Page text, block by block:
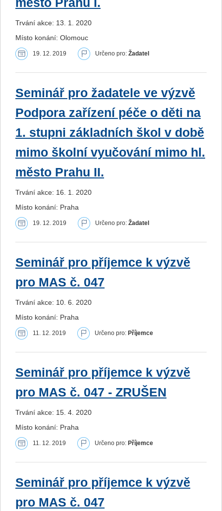
Trvání akce: 13. 1. 2020
Místo konání: Olomouc
19. 12. 2019 Určeno pro: Žadatel
Seminář pro žadatele ve výzvě
Podpora zařízení péče o děti na
1. stupni základních škol v době
mimo školní vyučování mimo hl.
město Prahu II.
Trvání akce: 16. 1. 2020
Místo konání: Praha
19. 12. 2019 Určeno pro: Žadatel
Seminář pro příjemce k výzvě
pro MAS č. 047
Trvání akce: 10. 6. 2020
Místo konání: Praha
11. 12. 2019 Určeno pro: Příjemce
Seminář pro příjemce k výzvě
pro MAS č. 047 - ZRUŠEN
Trvání akce: 15. 4. 2020
Místo konání: Praha
11. 12. 2019 Určeno pro: Příjemce
Seminář pro příjemce k výzvě
pro MAS č. 047